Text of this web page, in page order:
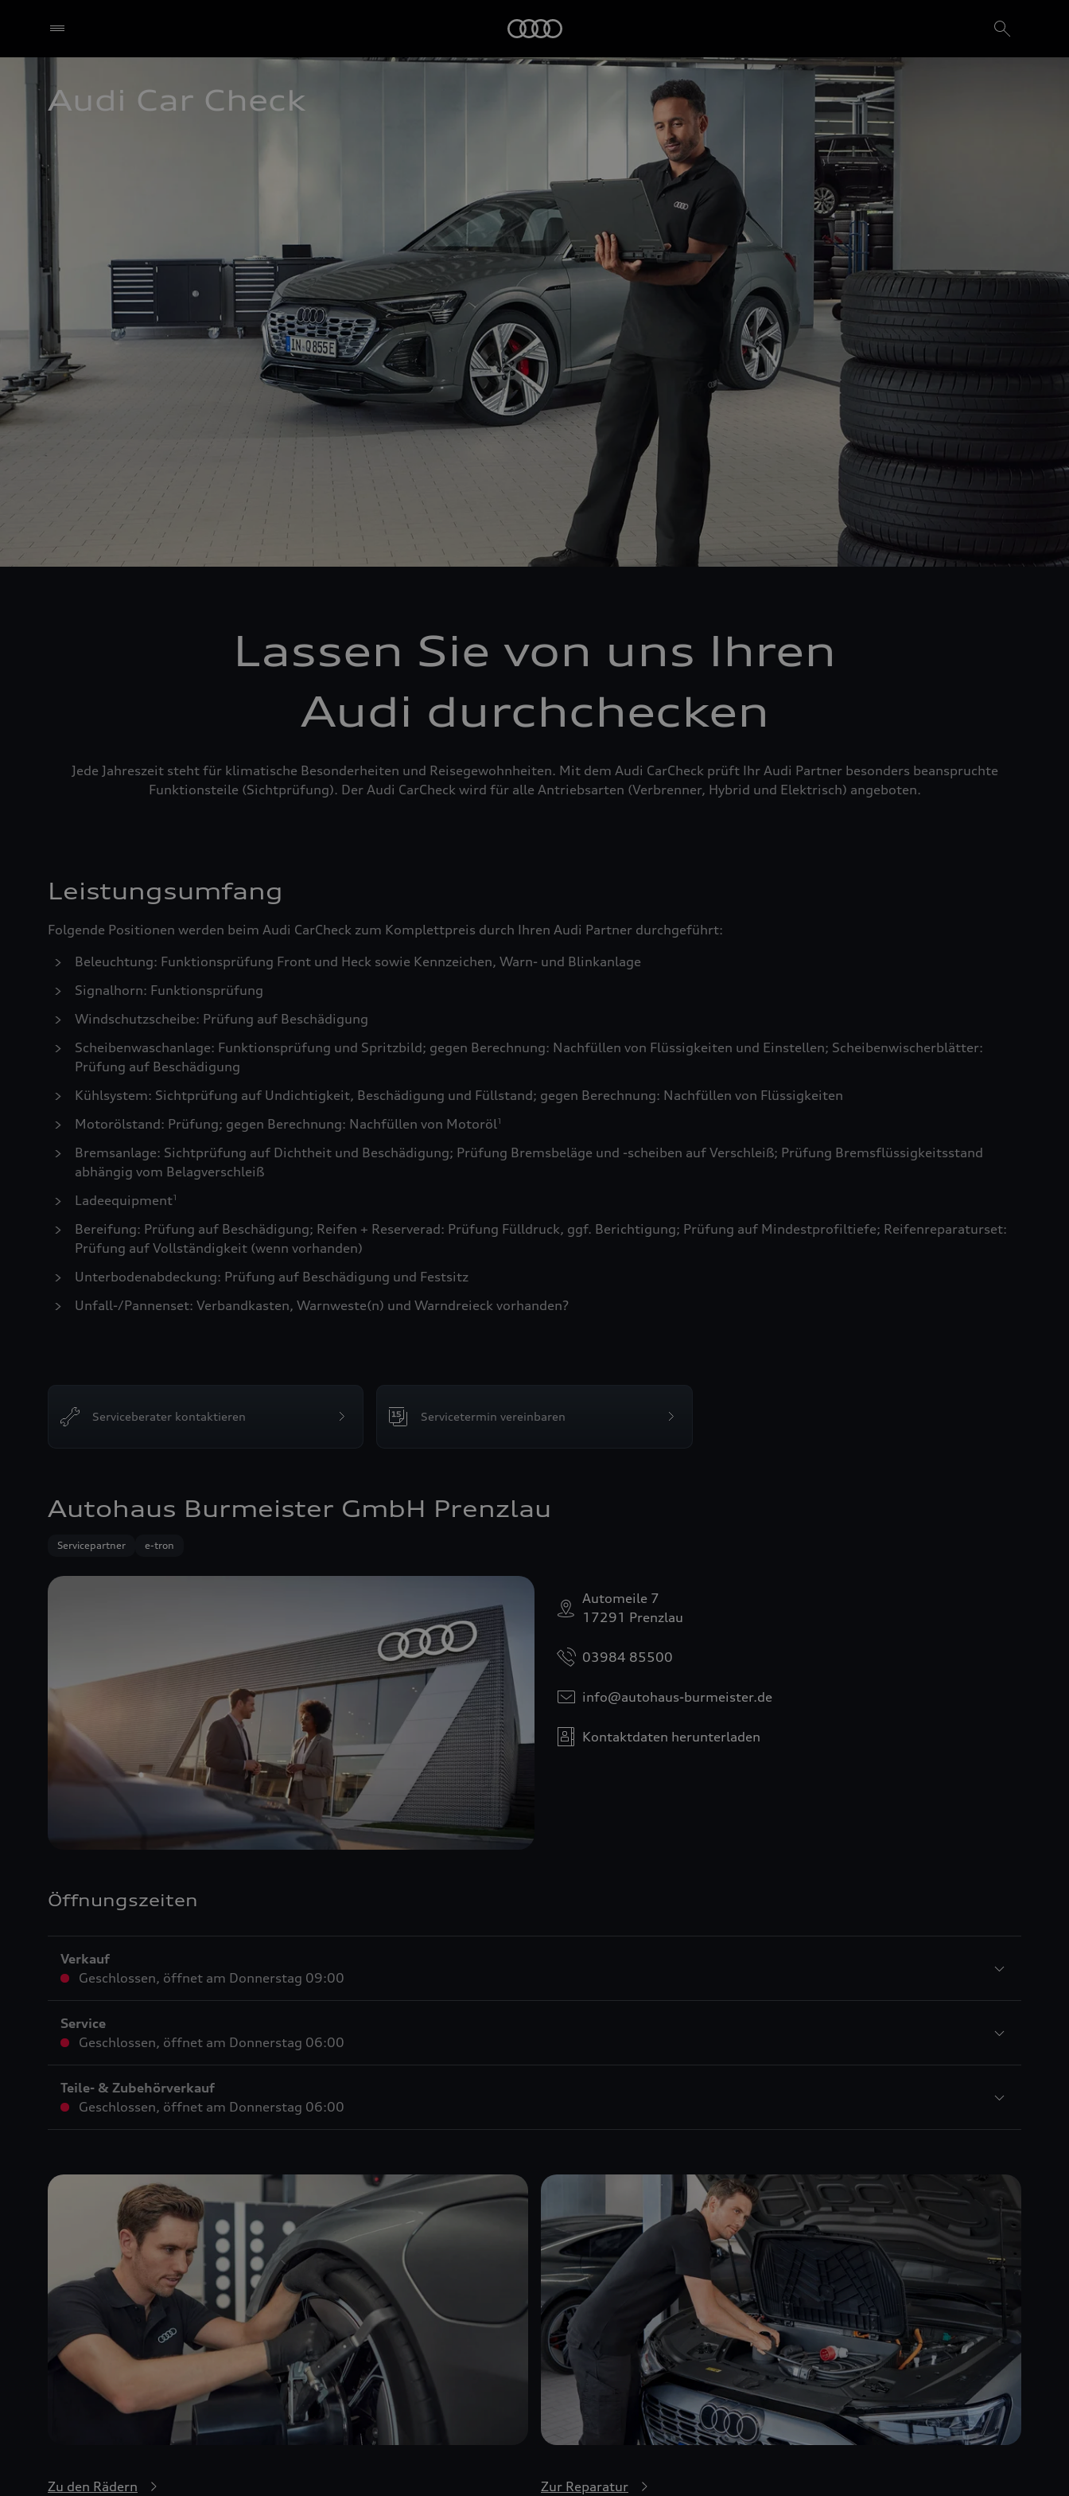
Audi Car Check
Lassen Sie von uns Ihren
Audi durchchecken
Jede Jahreszeit steht für klimatische Besonderheiten und Reisegewohnheiten. Mit dem Audi CarCheck prüft Ihr Audi Partner besonders beanspruchte
Funktionsteile (Sichtprüfung). Der Audi CarCheck wird für alle Antriebsarten (Verbrenner, Hybrid und Elektrisch) angeboten.
Leistungsumfang
Folgende Positionen werden beim Audi CarCheck zum Komplettpreis durch Ihren Audi Partner durchgeführt:
Beleuchtung: Funktionsprüfung Front und Heck sowie Kennzeichen, Warn- und Blinkanlage
Signalhorn: Funktionsprüfung
Windschutzscheibe: Prüfung auf Beschädigung
Scheibenwaschanlage: Funktionsprüfung und Spritzbild; gegen Berechnung: Nachfüllen von Flüssigkeiten und Einstellen; Scheibenwischerblätter:
Prüfung auf Beschädigung
Kühlsystem: Sichtprüfung auf Undichtigkeit, Beschädigung und Füllstand; gegen Berechnung: Nachfüllen von Flüssigkeiten
Motorölstand: Prüfung; gegen Berechnung: Nachfüllen von Motoröl1
Bremsanlage: Sichtprüfung auf Dichtheit und Beschädigung; Prüfung Bremsbeläge und -scheiben auf Verschleiß; Prüfung Bremsflüssigkeitsstand
abhängig vom Belagverschleiß
Ladeequipment1
Bereifung: Prüfung auf Beschädigung; Reifen + Reserverad: Prüfung Fülldruck, ggf. Berichtigung; Prüfung auf Mindestprofiltiefe; Reifenreparaturset:
Prüfung auf Vollständigkeit (wenn vorhanden)
Unterbodenabdeckung: Prüfung auf Beschädigung und Festsitz
Unfall-/Pannenset: Verbandkasten, Warnweste(n) und Warndreieck vorhanden?
Serviceberater kontaktieren Servicetermin vereinbaren
Autohaus Burmeister GmbH Prenzlau
Servicepartner e-tron
Automeile 7
17291 Prenzlau
03984 85500
info@autohaus-burmeister.de
Kontaktdaten herunterladen
Öffnungszeiten
Verkauf
Geschlossen, öffnet am Donnerstag 09:00
Service
Geschlossen, öffnet am Donnerstag 06:00
Teile- & Zubehörverkauf
Geschlossen, öffnet am Donnerstag 06:00
Zu den Rädern Zur Reparatur